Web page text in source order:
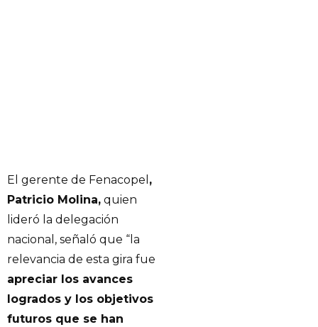
El gerente de Fenacopel ,
Patricio Molina, quien
lideró la delegación
nacional, señaló que “la
relevancia de esta gira fue
apreciar los avances
logrados y los objetivos
futuros que se han